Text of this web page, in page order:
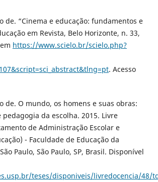
de. “Cinema e educação: fundamentos e
em Revista, Belo Horizonte, n. 33,
https://www.scielo.br/scielo.php?
. Acesso
de. O mundo, os homens e suas obras:
da escolha. 2015. Livre
de Administração Escolar e
- Faculdade de Educação da
Paulo, São Paulo, SP, Brasil. Disponível
teses/disponiveis/livredocencia/48/